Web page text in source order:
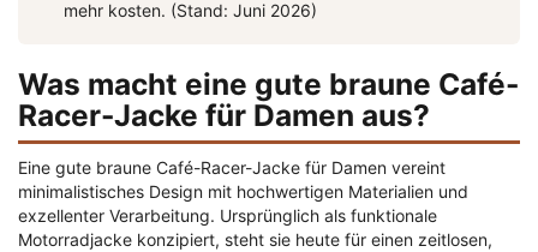
mehr kosten. (Stand: Juni 2026)
Was macht eine gute braune Café-
Racer-Jacke für Damen aus?
Eine gute braune Café-Racer-Jacke für Damen vereint
minimalistisches Design mit hochwertigen Materialien und
exzellenter Verarbeitung. Ursprünglich als funktionale
Motorradjacke konzipiert, steht sie heute für einen zeitlosen,